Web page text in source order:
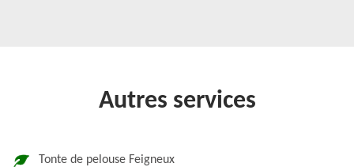
Autres services
Tonte de pelouse Feigneux